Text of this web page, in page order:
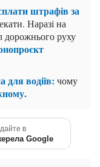
штрафів за
Наразі на
дорожнього руху
для водіїв: чому
в
Google